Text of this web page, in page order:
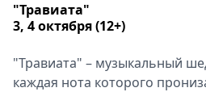
"Травиата"
3, 4 октября (12+)
"Травиата" – музыкальный
каждая нота которого